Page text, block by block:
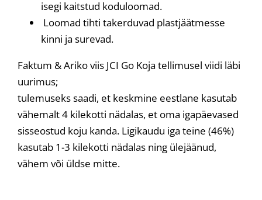
isegi kaitstud koduloomad.
Loomad tihti takerduvad plastjäätmesse
kinni ja surevad.
Faktum & Ariko viis JCI Go Koja tellimusel viidi läbi
uurimus;
tulemuseks saadi, et keskmine eestlane kasutab
vähemalt 4 kilekotti nädalas, et oma igapäevased
sisseostud koju kanda. Ligikaudu iga teine (46%)
kasutab 1-3 kilekotti nädalas ning ülejäänud,
vähem või üldse mitte.